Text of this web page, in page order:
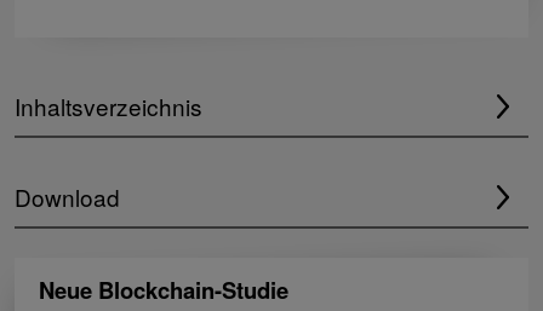
Inhaltsverzeichnis
Download
Neue Blockchain-Studie